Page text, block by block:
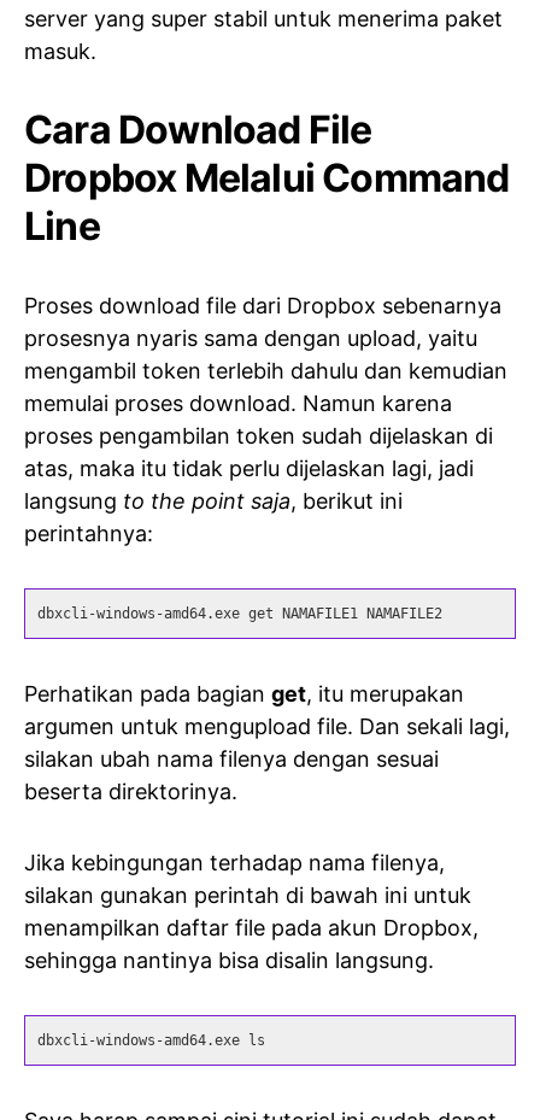
server yang super stabil untuk menerima paket
masuk.
Cara Download File
Dropbox Melalui Command
Line
Proses download file dari Dropbox sebenarnya
prosesnya nyaris sama dengan upload, yaitu
mengambil token terlebih dahulu dan kemudian
memulai proses download. Namun karena
proses pengambilan token sudah dijelaskan di
atas, maka itu tidak perlu dijelaskan lagi, jadi
langsung to the point saja, berikut ini
perintahnya:
dbxcli-windows-amd64.exe get NAMAFILE1 NAMAFILE2
Perhatikan pada bagian get, itu merupakan
argumen untuk mengupload file. Dan sekali lagi,
silakan ubah nama filenya dengan sesuai
beserta direktorinya.
Jika kebingungan terhadap nama filenya,
silakan gunakan perintah di bawah ini untuk
menampilkan daftar file pada akun Dropbox,
sehingga nantinya bisa disalin langsung.
dbxcli-windows-amd64.exe ls